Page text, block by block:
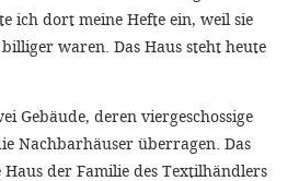
ich dort meine Hefte ein, weil sie
waren. Das Haus steht heute
Gebäude, deren viergeschossige
Nachbarhäuser überragen. Das
Haus der Familie des Textilhändlers